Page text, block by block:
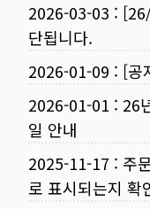
2026-03-03 :
단됩니다.
2026-01-09 : [공
2026-01-01 : 26
일 안내
2025-11-17 : 주
로 표시되는지 확